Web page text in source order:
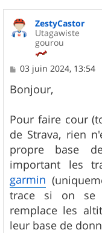
ZestyCastor
Utagawiste
gourou
M
s
s
g
e
03 juin 2024, 13:54
Bonjour,
Pour faire cour
de Strava, rien
propre base
important les
garmin
trace si on se
remplace les
leur base de